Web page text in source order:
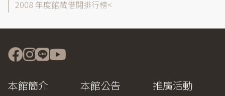
2008 年度館藏借閱排行榜
本館簡介 本館公告 推廣活動